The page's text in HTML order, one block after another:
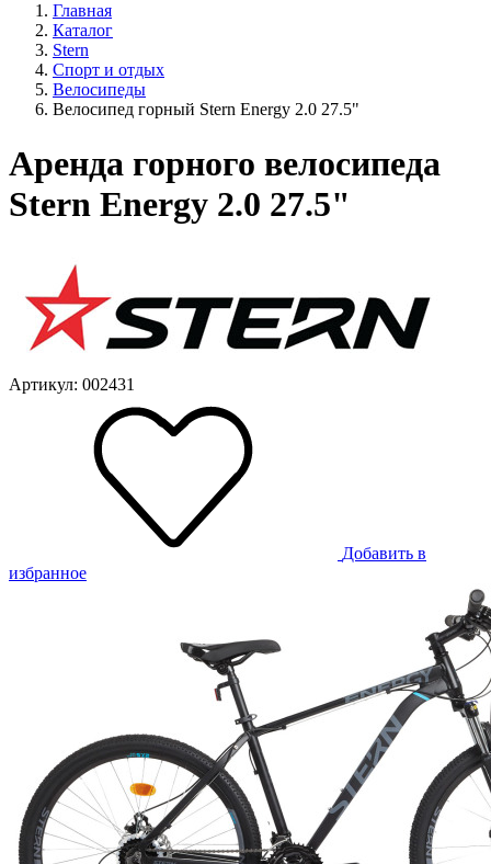
Главная
Каталог
Stern
Спорт и отдых
Велосипеды
Велосипед горный Stern Energy 2.0 27.5"
Аренда горного велосипеда
Stern Energy 2.0 27.5"
Артикул: 002431
Добавить в
избранное